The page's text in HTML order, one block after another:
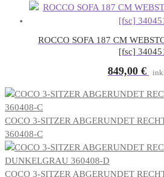
ROCCO SOFA 187 CM
[fsc]
849,00 €
COCO 3-SITZER ABGERUNDET
360408-C
COCO 3-SITZER ABGERUNDET